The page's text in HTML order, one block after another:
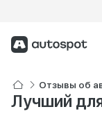
Отзывы об
Лучший